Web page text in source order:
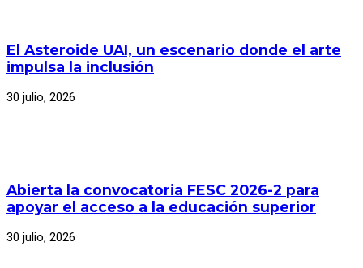
El Asteroide UAI, un escenario donde el arte
impulsa la inclusión
30 julio, 2026
Abierta la convocatoria FESC 2026-2 para
apoyar el acceso a la educación superior
30 julio, 2026